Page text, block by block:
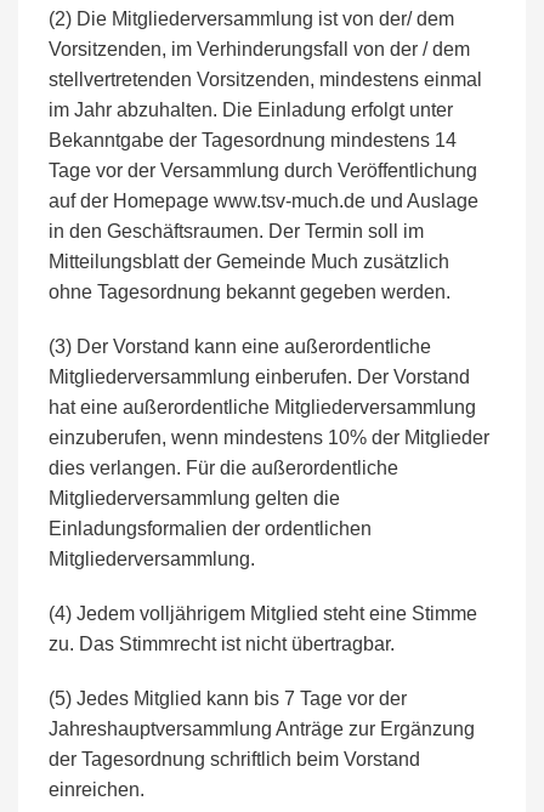
(2) Die Mitgliederversammlung ist von der/ dem
Vorsitzenden, im Verhinderungsfall von der / dem
stellvertretenden Vorsitzenden, mindestens einmal
im Jahr abzuhalten. Die Einladung erfolgt unter
Bekanntgabe der Tagesordnung mindestens 14
Tage vor der Versammlung durch Veröffentlichung
auf der Homepage www.tsv-much.de und Auslage
in den Geschäftsraumen. Der Termin soll im
Mitteilungsblatt der Gemeinde Much zusätzlich
ohne Tagesordnung bekannt gegeben werden.
(3) Der Vorstand kann eine außerordentliche
Mitgliederversammlung einberufen. Der Vorstand
hat eine außerordentliche Mitgliederversammlung
einzuberufen, wenn mindestens 10% der Mitglieder
dies verlangen. Für die außerordentliche
Mitgliederversammlung gelten die
Einladungsformalien der ordentlichen
Mitgliederversammlung.
(4) Jedem volljährigem Mitglied steht eine Stimme
zu. Das Stimmrecht ist nicht übertragbar.
(5) Jedes Mitglied kann bis 7 Tage vor der
Jahreshauptversammlung Anträge zur Ergänzung
der Tagesordnung schriftlich beim Vorstand
einreichen.